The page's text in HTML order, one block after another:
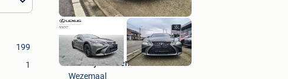
199
1
De Bruyn Wezemaal
Wezemaal